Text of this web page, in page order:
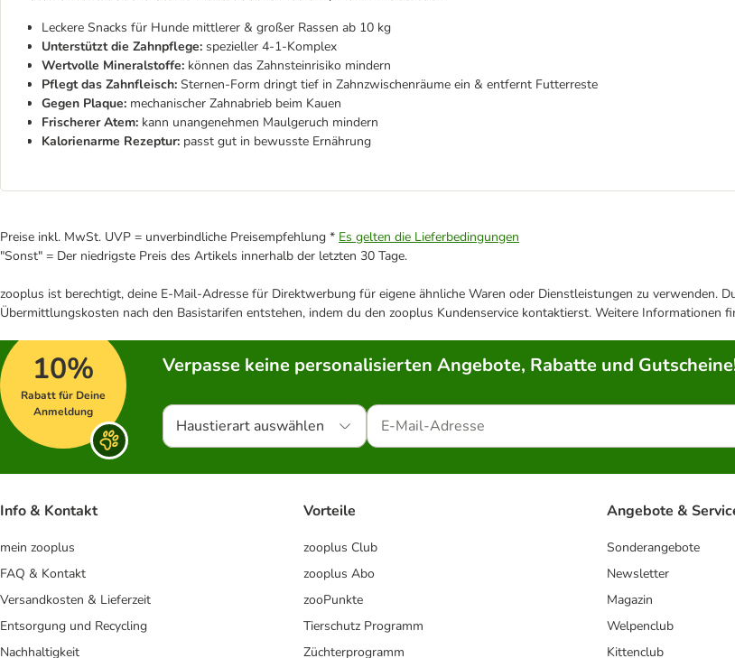
Leckere Snacks für Hunde mittlerer & großer Rassen ab 10 kg
Unterstützt die Zahnpflege: spezieller 4-1-Komplex
Wertvolle Mineralstoffe: können das Zahnsteinrisiko mindern
Pflegt das Zahnfleisch: Sternen-Form dringt tief in Zahnzwischenräume ein & entfernt Futterreste
Gegen Plaque: mechanischer Zahnabrieb beim Kauen
Frischerer Atem: kann unangenehmen Maulgeruch mindern
Kalorienarme Rezeptur: passt gut in bewusste Ernährung
Preise inkl. MwSt. UVP = unverbindliche Preisempfehlung * Es gelten die Lieferbedingungen
"Sonst" = Der niedrigste Preis des Artikels innerhalb der letzten 30 Tage.
zooplus ist berechtigt, deine E-Mail-Adresse für Direktwerbung für eigene ähnliche Waren oder Dienstleistungen zu verwenden.
Übermittlungskosten nach den Basistarifen entstehen, indem du den zooplus Kundenservice kontaktierst. Weitere Informationen
10%
Rabatt für Deine
Anmeldung
Verpasse keine personalisierten Angebote, Rabatte und
Haustierart auswählen
Info & Kontakt
mein zooplus
FAQ & Kontakt
Versandkosten & Lieferzeit
Entsorgung und Recycling
Nachhaltigkeit
Vorteile
zooplus Club
zooplus Abo
zooPunkte
Tierschutz Programm
Züchterprogramm
Angebote &
Sonderangebote
Newsletter
Magazin
Welpenclub
Kittenclub